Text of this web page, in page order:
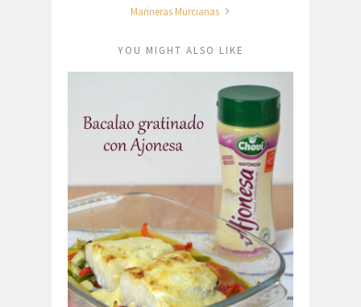
Marineras Murcianas
YOU MIGHT ALSO LIKE